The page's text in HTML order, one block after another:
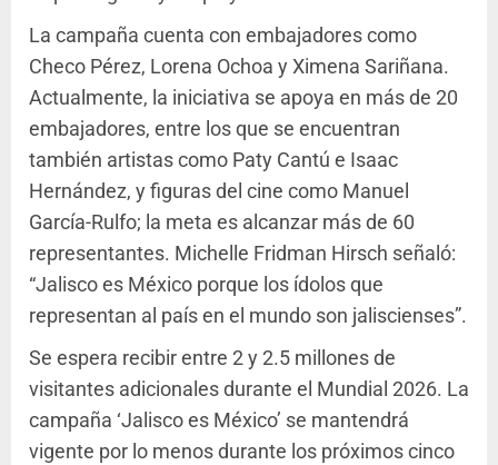
La campaña cuenta con embajadores como
Checo Pérez, Lorena Ochoa y Ximena Sariñana.
Actualmente, la iniciativa se apoya en más de 20
embajadores, entre los que se encuentran
también artistas como Paty Cantú e Isaac
Hernández, y figuras del cine como Manuel
García-Rulfo; la meta es alcanzar más de 60
representantes. Michelle Fridman Hirsch señaló:
“Jalisco es México porque los ídolos que
representan al país en el mundo son jaliscienses”.
Se espera recibir entre 2 y 2.5 millones de
visitantes adicionales durante el Mundial 2026. La
campaña ‘Jalisco es México’ se mantendrá
vigente por lo menos durante los próximos cinco